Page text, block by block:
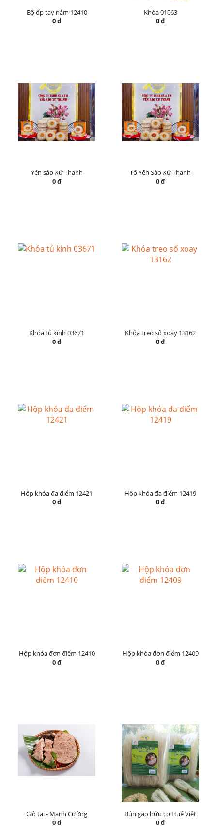
Bộ ốp tay nắm 12410
0 đ
Khóa 01063
0 đ
Yến sào Xứ Thanh
0 đ
Tổ Yến Sào Xứ Thanh
0 đ
Khóa tủ kính 03671
0 đ
Khóa treo số xoay 13162
0 đ
Hộp khóa đa điểm 12421
0 đ
Hộp khóa đa điểm 12419
0 đ
Hộp khóa đơn điểm 12410
0 đ
Hộp khóa đơn điểm 12409
0 đ
Giò tai - Mạnh Cường
0 đ
Bún gạo hữu cơ Huế Việt
0 đ